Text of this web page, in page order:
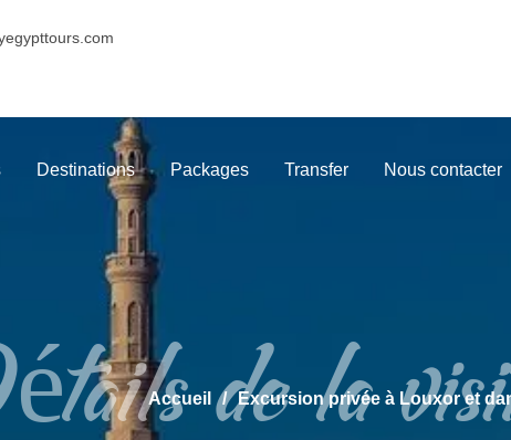
Destinations Packages Transfer Nous contacter
de la
Accueil Excursion privée à Louxor et